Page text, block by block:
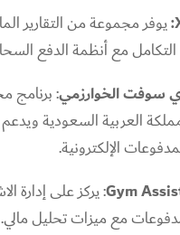
يوفر مجموعة من التقارير
مع أنظمة الدفع
سوفت الخوارزمي:
العربية السعودية
الإلكترونية.
: يركز على إدارة
مع ميزات تحليل مالي.